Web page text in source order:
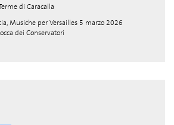
di Caracalla
Musiche per Versailles 5 marzo 2026
dei Conservatori